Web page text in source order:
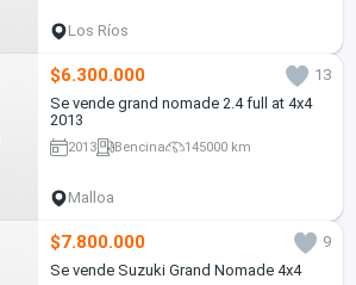
Los Ríos
$6.300.000
13
Se vende grand nomade 2.4 full at 4x4
2013
2013 Bencina 145000 km
Malloa
$7.800.000
9
Se vende Suzuki Grand Nomade 4x4